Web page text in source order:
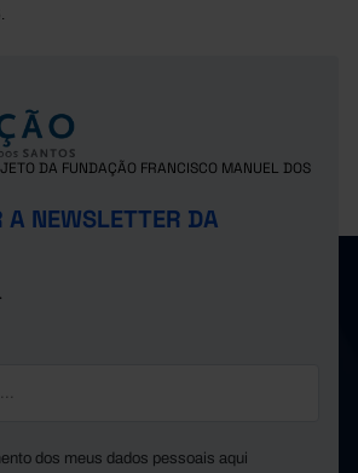
DA FUNDAÇÃO FRANCISCO MANUEL DOS
A NEWSLETTER DA
dos meus dados pessoais aqui